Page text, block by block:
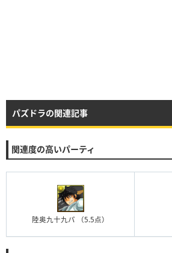
パズドラの関連記事
関連度の高いパーティ
陸奥九十九パ （5.5点）